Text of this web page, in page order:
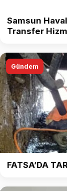
Samsun
Transfer
Gündem
FATSA’DA